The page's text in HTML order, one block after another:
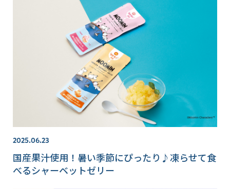
2025.06.23
国産果汁使用！暑い季節にぴったり♪凍らせて食
べるシャーベットゼリー